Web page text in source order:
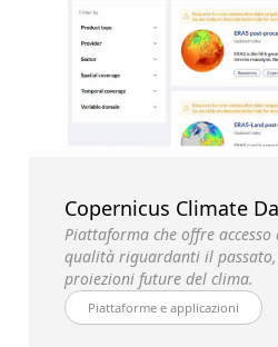
Copernicus Climate
Piattaforma che offre
qualità riguardanti il
proiezioni future del clima.
Piattaforme e applicazioni